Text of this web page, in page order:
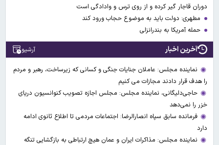
دوران قاجار گیر کرده و از روی ترس و وادادگی است
مطهری: دولت باید به موضوع حجاب ورود کند
حمله آمریکا به بندرانزلی
آخرین اخبار آرشیو
نماینده مجلس: عاملان جنایات جنگی و کسانی که زیرساخت‌، رهبر و مردم
را هدف قرار دادند مجازات می کنیم
حاجی‌دلیگانی، نماینده مجلس: مجلس اجازه تصویب کنوانسیون دریای
خزر را نمی‌دهد
فرمانده سابق سپاه انصارالرضا: اجتماعات مردمی تا اطلاع ثانوی ادامه
دارد
نماینده مجلس: مذاکرات ایران و عمان هیچ ارتباطی به بازگشایی تنگه